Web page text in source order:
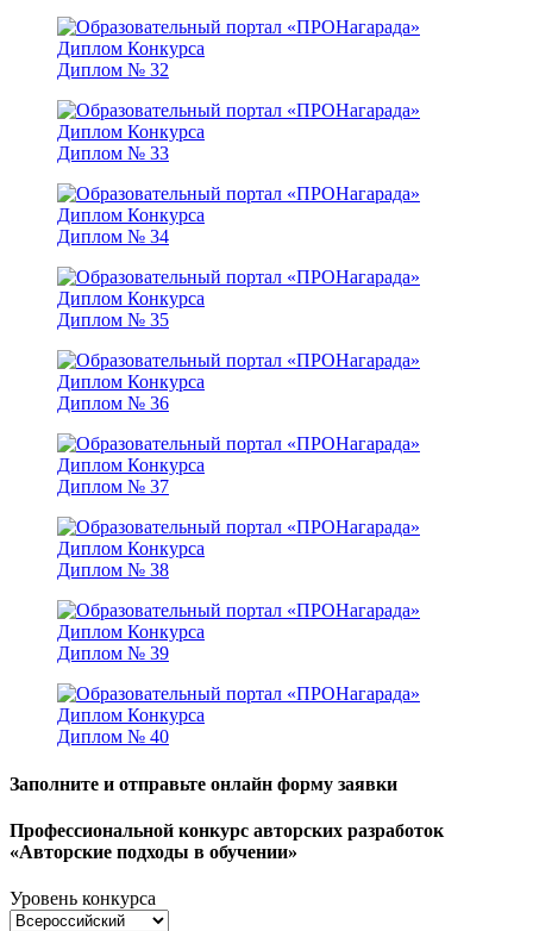
Диплом № 32
Диплом № 33
Диплом № 34
Диплом № 35
Диплом № 36
Диплом № 37
Диплом № 38
Диплом № 39
Диплом № 40
Заполните и отправьте онлайн форму заявки
Профессиональной конкурс авторских разработок
«Авторские подходы в обучении»
Уровень конкурса